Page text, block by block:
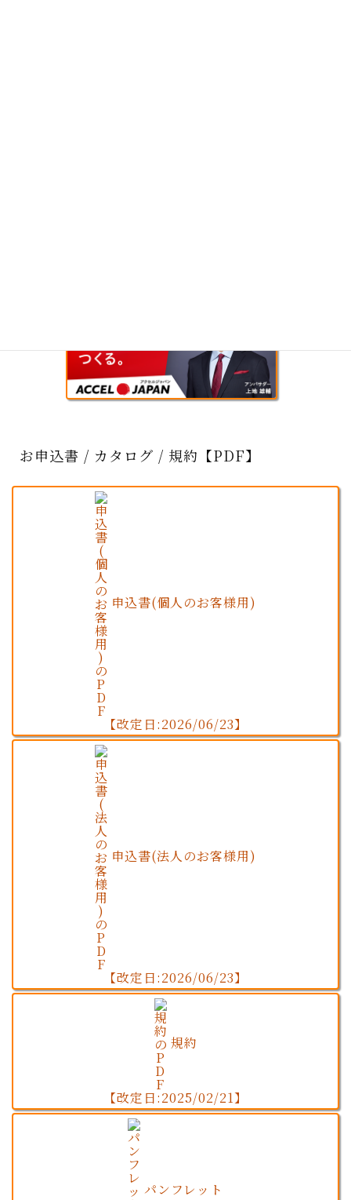
お申込書 / カタログ / 規約【PDF】
申込書(個人のお客様用)
【改定日:2026/06/23】
申込書(法人のお客様用)
【改定日:2026/06/23】
規約
【改定日:2025/02/21】
パンフレット